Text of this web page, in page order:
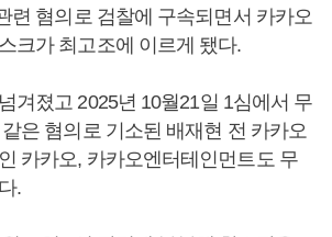
련 혐의로 검찰에 구속되면서 카카오
크가 최고조에 이르게 됐다.
겨졌고 2025년 10월21일 1심에서 무
은 혐의로 기소된 배재현 전 카카오
카카오, 카카오엔터테인먼트도 무
.